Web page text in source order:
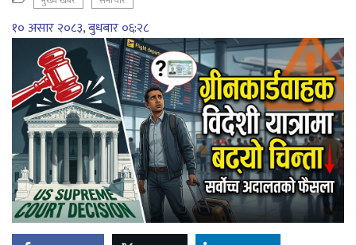
१० असार २०८३, बुधबार ०६:२८